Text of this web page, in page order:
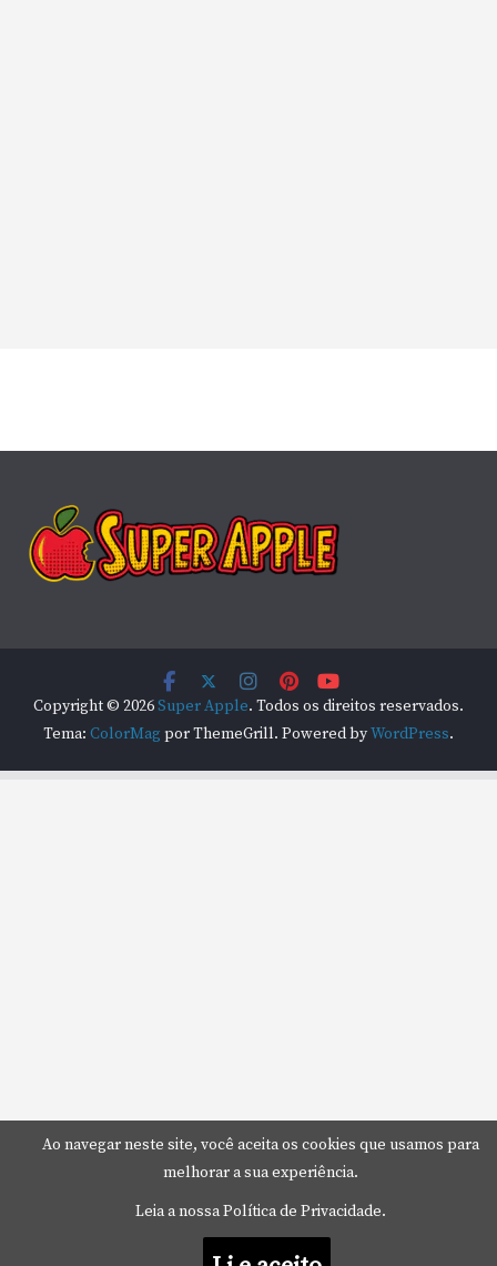
Copyright © 2026Super Apple. Todos os direitos reservados.
Tema: ColorMag por ThemeGrill. Powered byWordPress.
Ao navegar neste site, você aceita os cookies que usamos para
melhorar a sua experiência.
Leia a nossa Política de Privacidade.